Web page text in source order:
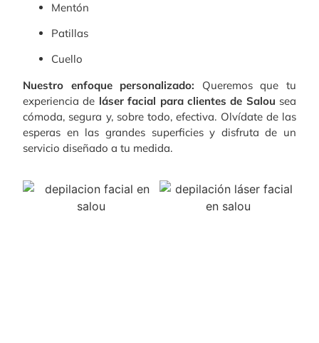
Mentón
Patillas
Cuello
Nuestro enfoque personalizado: Queremos que tu
experiencia de láser facial para clientes de Salou sea
cómoda, segura y, sobre todo, efectiva. Olvídate de las
esperas en las grandes superficies y disfruta de un
servicio diseñado a tu medida.